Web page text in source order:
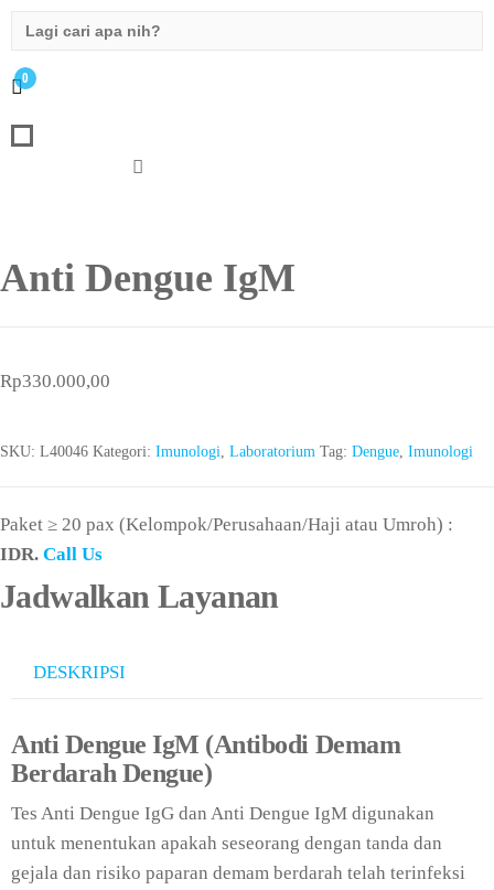
for:
0
Anti Dengue IgM
Rp330.000,00
SKU: L40046 Kategori: Imunologi, Laboratorium Tag: Dengue, Imunologi
Paket ≥ 20 pax (Kelompok/Perusahaan/Haji atau Umroh) :
IDR. Call Us
Jadwalkan Layanan
DESKRIPSI
Anti Dengue IgM (Antibodi Demam
Berdarah Dengue)
Tes Anti Dengue IgG dan Anti Dengue IgM digunakan
untuk menentukan apakah seseorang dengan tanda dan
gejala dan risiko paparan demam berdarah telah terinfeksi